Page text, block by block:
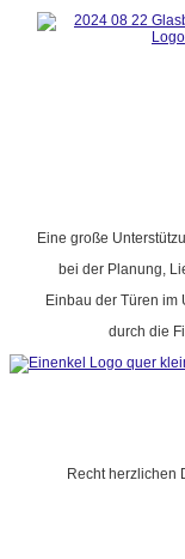
Eine große
bei der Planung,
Einbau der Türen im
durch die
Recht herzlichen